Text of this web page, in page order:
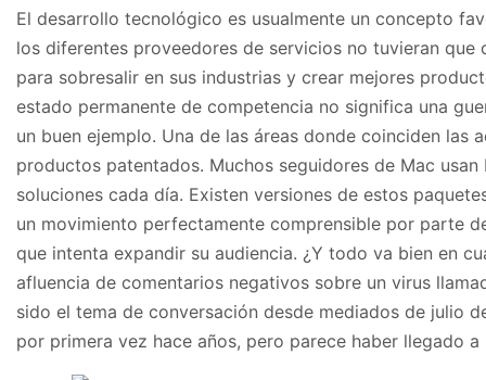
El desarrollo tecnológico es usualmente un concepto
los diferentes proveedores de servicios no tuvieran
para sobresalir en sus industrias y crear mejores
estado permanente de competencia no significa una
un buen ejemplo. Una de las áreas donde coinciden las
productos patentados. Muchos seguidores de Mac
soluciones cada día. Existen versiones de estos
un movimiento perfectamente comprensible por parte
que intenta expandir su audiencia. ¿Y todo va bien en
afluencia de comentarios negativos sobre un virus
sido el tema de conversación desde mediados de julio
por primera vez hace años, pero parece haber llegado